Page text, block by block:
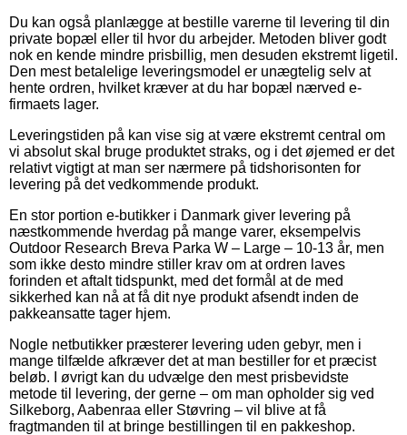
Du kan også planlægge at bestille varerne til levering til din
private bopæl eller til hvor du arbejder. Metoden bliver godt
nok en kende mindre prisbillig, men desuden ekstremt ligetil.
Den mest betalelige leveringsmodel er unægtelig selv at
hente ordren, hvilket kræver at du har bopæl nærved e-
firmaets lager.
Leveringstiden på kan vise sig at være ekstremt central om
vi absolut skal bruge produktet straks, og i det øjemed er det
relativt vigtigt at man ser nærmere på tidshorisonten for
levering på det vedkommende produkt.
En stor portion e-butikker i Danmark giver levering på
næstkommende hverdag på mange varer, eksempelvis
Outdoor Research Breva Parka W – Large – 10-13 år, men
som ikke desto mindre stiller krav om at ordren laves
forinden et aftalt tidspunkt, med det formål at de med
sikkerhed kan nå at få dit nye produkt afsendt inden de
pakkeansatte tager hjem.
Nogle netbutikker præsterer levering uden gebyr, men i
mange tilfælde afkræver det at man bestiller for et præcist
beløb. I øvrigt kan du udvælge den mest prisbevidste
metode til levering, der gerne – om man opholder sig ved
Silkeborg, Aabenraa eller Støvring – vil blive at få
fragtmanden til at bringe bestillingen til en pakkeshop.